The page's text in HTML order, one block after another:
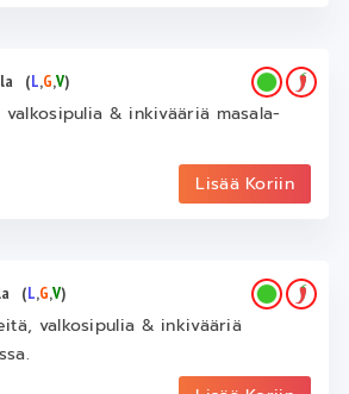
(L,G,V)
& inkivääriä masala-
Lisää Koriin
(L,G,V)
valkosipulia & inkivääriä